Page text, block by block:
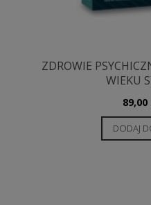
ZDROWIE
WIEKU
89,00
DODAJ